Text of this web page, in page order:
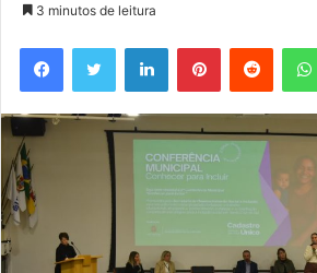
mail
3 minutos de leitura
FacebookTwitter LinkedinPinterestReddit